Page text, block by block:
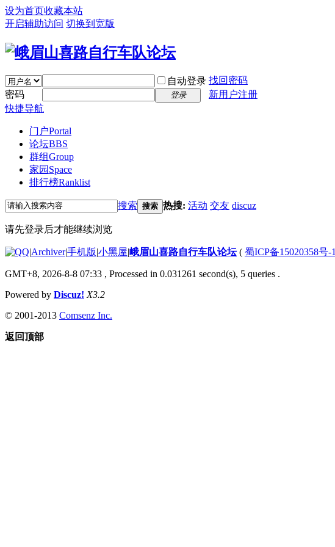
设为首页收藏本站
开启辅助访问 切换到宽版
自动登录 找回密码
密码
登录
新用户注册
快捷导航
门户Portal
论坛BBS
群组Group
家园 Space
排行榜Ranklist
搜索 搜索 热搜: 活动 交友 discuz
请先登录后才能继续浏览
|Archiver|手机版|小黑屋|峨眉山喜路自行车队论坛( 蜀ICP备15020358号-1
GMT+8, 2026-8-8 07:33 , Processed in 0.031261 second(s), 5 queries .
Powered by Discuz! X3.2
© 2001-2013 Comsenz Inc.
返回顶部